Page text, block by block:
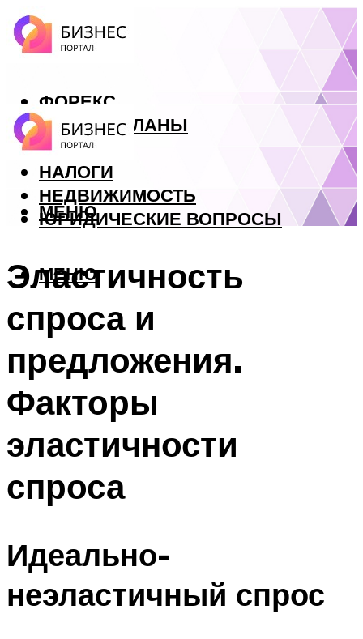
ФОРЕКС
БИЗНЕС ПЛАНЫ
КРЕДИТЫ
НАЛОГИ
НЕДВИЖИМОСТЬ
ЮРИДИЧЕСКИЕ ВОПРОСЫ
МЕНЮ
МЕНЮ
Эластичность
спроса и
предложения.
Факторы
эластичности
спроса
Идеально-
неэластичный спрос